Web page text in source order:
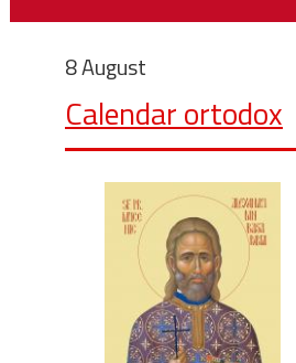
8 August
Calendar ortodox